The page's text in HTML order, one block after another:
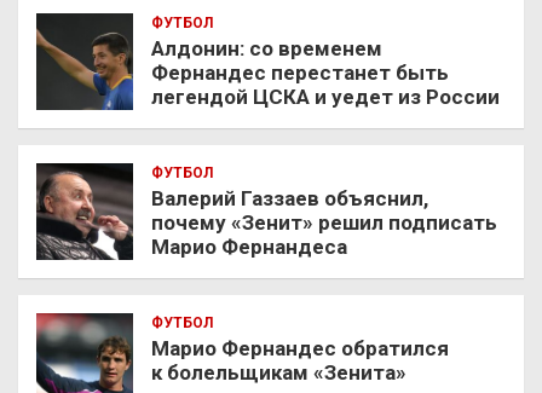
ФУТБОЛ
Алдонин: со временем
Фернандес перестанет быть
легендой ЦСКА и уедет из России
ФУТБОЛ
Валерий Газзаев объяснил,
почему «Зенит» решил подписать
Марио Фернандеса
ФУТБОЛ
Марио Фернандес обратился
к болельщикам «Зенита»